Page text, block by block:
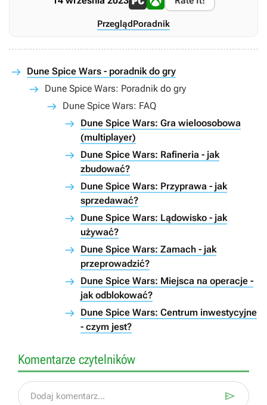
PrzeglądPoradnik
Dune Spice Wars - poradnik do gry
Dune Spice Wars: Poradnik do gry
Dune Spice Wars: FAQ
Dune Spice Wars: Gra wieloosobowa
(multiplayer)
Dune Spice Wars: Rafineria - jak
zbudować?
Dune Spice Wars: Przyprawa - jak
sprzedawać?
Dune Spice Wars: Lądowisko - jak
używać?
Dune Spice Wars: Zamach - jak
przeprowadzić?
Dune Spice Wars: Miejsca na operacje -
jak odblokować?
Dune Spice Wars: Centrum inwestycyjne
- czym jest?
Komentarze czytelników
Dodaj komentarz... 